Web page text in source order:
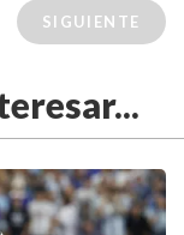
SIGUIENTE